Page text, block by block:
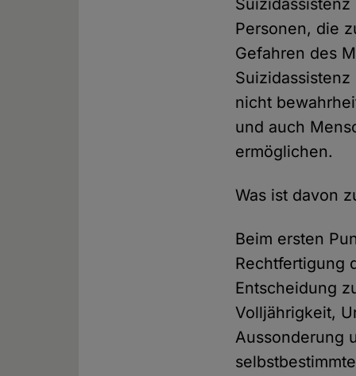
Personen, die
Gefahren des
nicht
und auch
ermöglichen.
Was ist davon
Beim ersten
Rechtfertigung
Entscheidung
Volljährigkeit,
Aussonderung